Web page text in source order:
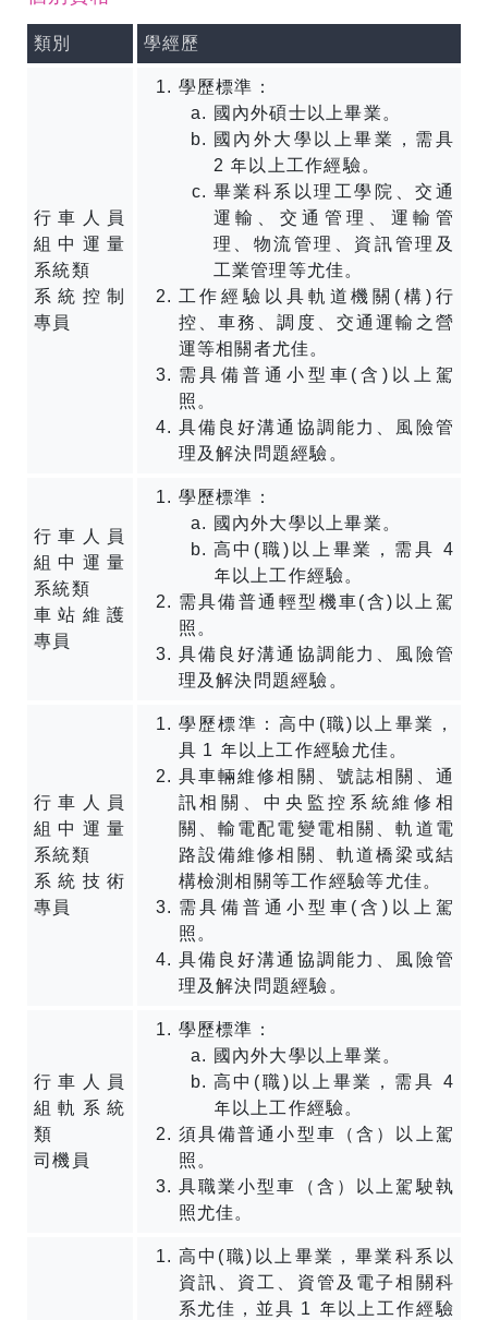
類別 學經歷
行車人員
組中運量
系統類
系統控制
專員
學歷標準：
國內外碩士以上畢業。
國內外大學以上畢業，需具
2 年以上工作經驗。
畢業科系以理工學院、交通
運輸、交通管理、運輸管
理、物流管理、資訊管理及
工業管理等尤佳。
工作經驗以具軌道機關(構)行
控、車務、調度、交通運輸之營
運等相關者尤佳。
需具備普通小型車(含)以上駕
照。
具備良好溝通協調能力、風險管
理及解決問題經驗。
行車人員
組中運量
系統類
車站維護
專員
學歷標準：
國內外大學以上畢業。
高中(職)以上畢業，需具 4
年以上工作經驗。
需具備普通輕型機車(含)以上駕
照。
具備良好溝通協調能力、風險管
理及解決問題經驗。
行車人員
組中運量
系統類
系統技術
專員
學歷標準：高中(職)以上畢業，
具 1 年以上工作經驗尤佳。
具車輛維修相關、號誌相關、通
訊相關、中央監控系統維修相
關、輸電配電變電相關、軌道電
路設備維修相關、軌道橋梁或結
構檢測相關等工作經驗等尤佳。
需具備普通小型車(含)以上駕
照。
具備良好溝通協調能力、風險管
理及解決問題經驗。
行車人員
組軌系統
類
司機員
學歷標準：
國內外大學以上畢業。
高中(職)以上畢業，需具 4
年以上工作經驗。
須具備普通小型車（含）以上駕
照。
具職業小型車（含）以上駕駛執
照尤佳。
高中(職)以上畢業，畢業科系以
資訊、資工、資管及電子相關科
系尤佳，並具 1 年以上工作經驗